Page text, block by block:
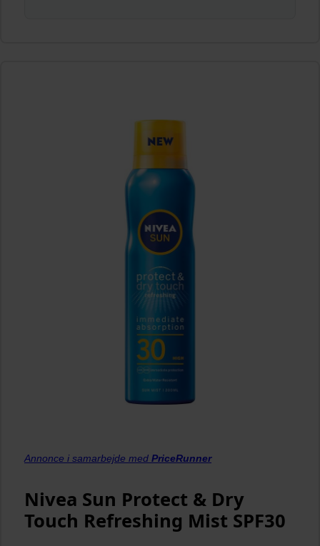
Annonce i samarbejde med PriceRunner
Nivea Sun Protect & Dry
Touch Refreshing Mist SPF30